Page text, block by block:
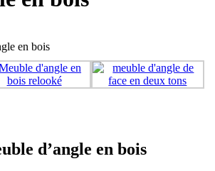
d’angle en bois